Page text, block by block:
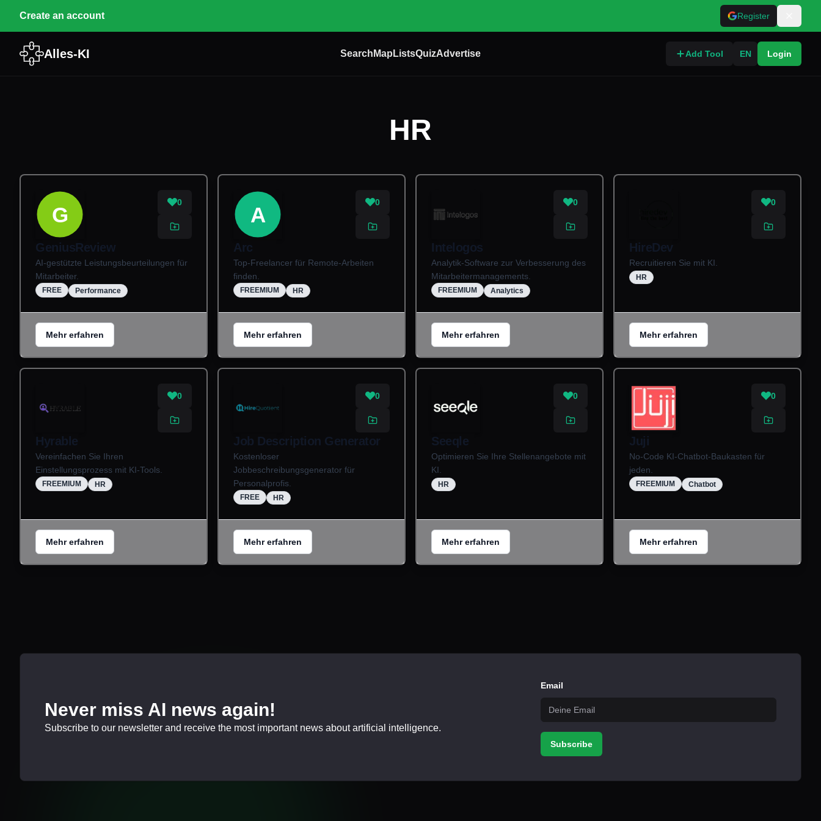
Create an account Register
Alles-KI Search Map ListsQuizAdvertise Add Tool EN Login
HR
G
0
GeniusReview
AI-gestützte Leistungsbeurteilungen für
Mitarbeiter.
FREE Performance
Mehr erfahren
A
0
Arc
Top-Freelancer für Remote-Arbeiten
finden.
FREEMIUM HR
Mehr erfahren
0
Intelogos
Analytik-Software zur Verbesserung des
Mitarbeitermanagements.
FREEMIUM Analytics
Mehr erfahren
0
HireDev
Recruitieren Sie mit KI.
HR
Mehr erfahren
0
Hyrable
Vereinfachen Sie Ihren
Einstellungsprozess mit KI-Tools.
FREEMIUM HR
Mehr erfahren
0
Job Description Generator
Kostenloser
Jobbeschreibungsgenerator für
Personalprofis.
FREE HR
Mehr erfahren
0
Seeqle
Optimieren Sie Ihre Stellenangebote mit
KI.
HR
Mehr erfahren
0
Juji
No-Code KI-Chatbot-Baukasten für
jeden.
FREEMIUM Chatbot
Mehr erfahren
Never miss AI news again!
Subscribe to our newsletter and receive the most important news about artificial intelligence.
Email
Subscribe